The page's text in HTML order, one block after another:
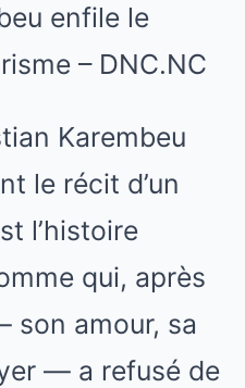
Karembeu
le récit d’un
l’histoire
qui, après
son amour, sa
— a refusé de